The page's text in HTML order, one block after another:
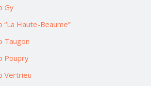
Gy
“La Haute-Beaume”
Taugon
Poupry
Vertrieu